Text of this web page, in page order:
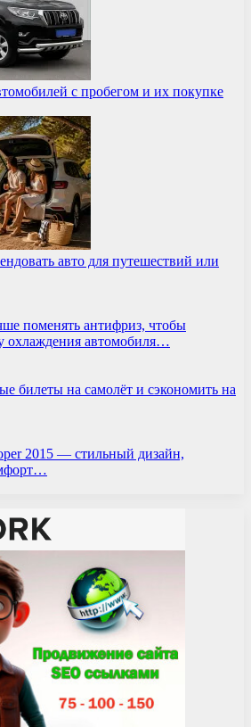
с пробегом и их покупке
авто для путешествий или
поменять антифриз, чтобы
охлаждения автомобиля…
билеты на самолёт и сэкономить на
2015 — стильный дизайн,